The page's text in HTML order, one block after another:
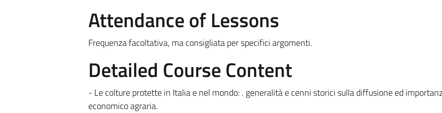
Attendance of Lessons
Frequenza facoltativa, ma consigliata per specifici argomenti.
Detailed Course Content
- Le colture protette in Italia e nel mondo: . generalità e cenni storici sulla diffusione ed
economico agraria.